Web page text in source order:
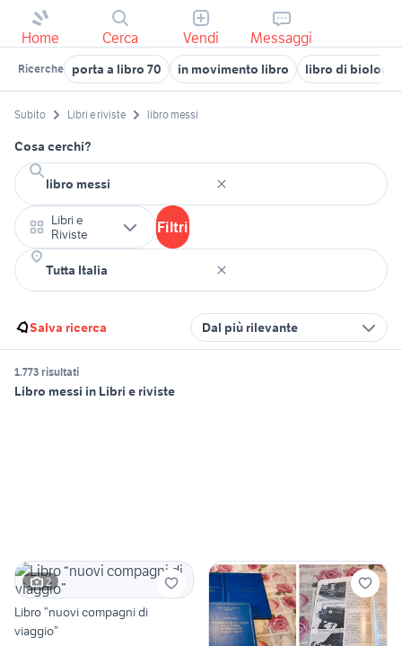
Home Cerca Vendi Messaggi
Ricerche porta a libro 70 in movimento libro libro di biologia
Subito Libri e riviste libro messi
Cosa cerchi?
Libri e
Riviste
Filtri
Salva ricerca Dal più rilevante
1.773 risultati
Libro messi in Libri e riviste
2
Libro “nuovi compagni di
viaggio”